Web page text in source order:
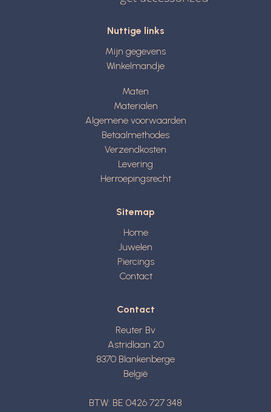
Nuttige links
Mijn gegevens
Winkelmandje
Maten
Materialen
Algemene voorwaarden
Betaalmethodes
Verzendkosten
Levering
Herroepingsrecht
Sitemap
Home
Juwelen
Piercings
Contact
Contact
Reuter Bv
Astridlaan 20
8370 Blankenberge
België
BTW: BE 0426 727 348